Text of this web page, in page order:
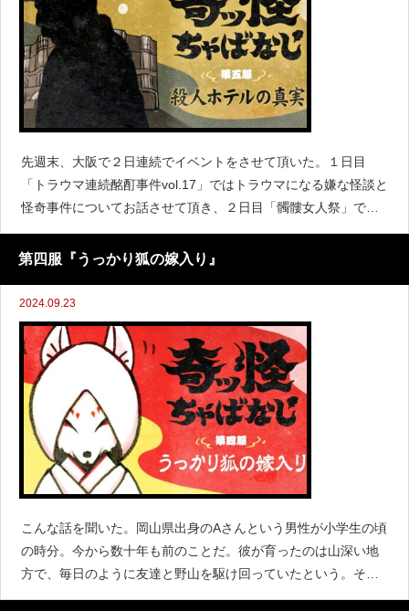
先週末、大阪で２日連続でイベントをさせて頂いた。１日目
「トラウマ連続酩酊事件vol.17」ではトラウマになる嫌な怪談と
怪奇事件についてお話させて頂き、２日目「髑髏女人祭」では
怪談で五十音をコンプリートするという企画で盛り上がった。
今回は「トラウマ連続酩酊事件vol.17」でご紹介した、とあ
第四服『うっかり狐の嫁入り』
2024.09.23
こんな話を聞いた。岡山県出身のAさんという男性が小学生の頃
の時分。今から数十年も前のことだ。彼が育ったのは山深い地
方で、毎日のように友達と野山を駆け回っていたという。その
日もいつものように仲間と遊んでいると、ふいに大雨が降り出